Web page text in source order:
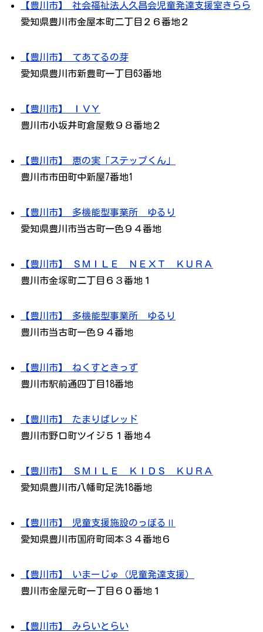
【豊川市】 社会福祉法人久昌会児童発達支援室きらら
愛知県豊川市金屋本町二丁目２６番地２
【豊川市】 てあてるの芽
愛知県豊川市新豊町一丁目63番地
【豊川市】 ＩＶＹ
豊川市小坂井町倉屋敷９８番地２
【豊川市】 恵の実「ステップくん」
豊川市市田町中新屋7番地1
【豊川市】 多機能型事業所 ゆるり
愛知県豊川市当古町一色９４番地
【豊川市】 ＳＭＩＬＥ ＮＥＸＴ ＫＵＲＡ
豊川市金塚町二丁目６３番地１
【豊川市】 多機能型事業所 ゆるり
豊川市当古町一色９４番地
【豊川市】 ねくすときっず
豊川市駅前通四丁目18番地
【豊川市】 たまりばレッド
豊川市野口町ツイジ５１番地４
【豊川市】 ＳＭＩＬＥ ＫＩＤＳ ＫＵＲＡ
愛知県豊川市八幡町足洗18番地
【豊川市】 児童支援施設のっぽるⅡ
愛知県豊川市国府町岡本３４番地６
【豊川市】 いまーじゅ（児童発達支援）
豊川市金屋元町一丁目６０番地１
【豊川市】 みらいとらい